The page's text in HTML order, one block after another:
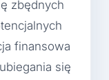
zbędnych
finansowa
się